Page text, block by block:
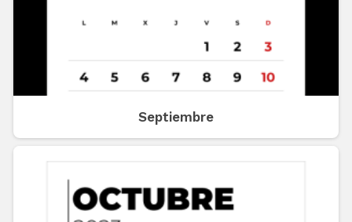
Septiembre